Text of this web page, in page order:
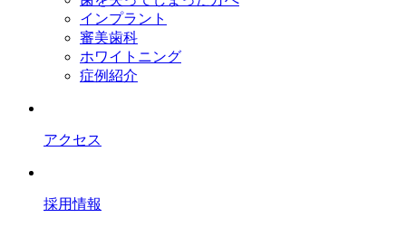
インプラント
審美歯科
ホワイトニング
症例紹介
アクセス
採用情報